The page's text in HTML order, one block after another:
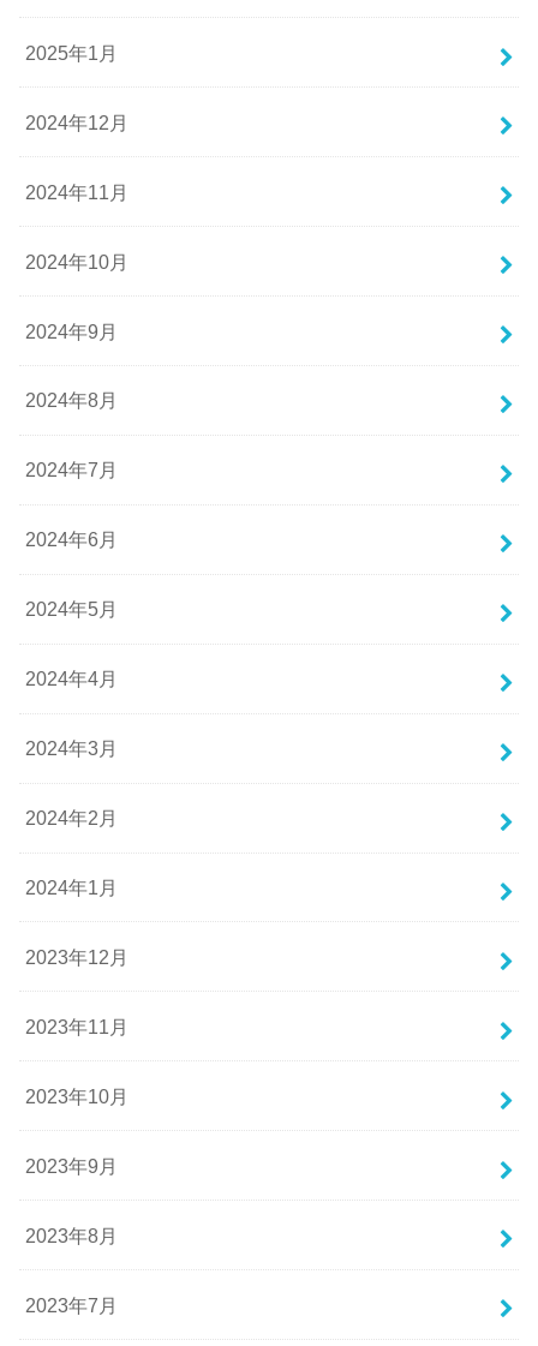
2025年1月
2024年12月
2024年11月
2024年10月
2024年9月
2024年8月
2024年7月
2024年6月
2024年5月
2024年4月
2024年3月
2024年2月
2024年1月
2023年12月
2023年11月
2023年10月
2023年9月
2023年8月
2023年7月